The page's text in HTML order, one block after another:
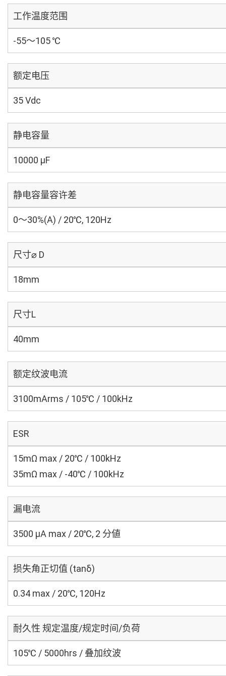
工作温度范围
-55～105 ℃
额定电压
35 Vdc
静电容量
10000 µF
静电容量容许差
0～30%(A) / 20℃, 120Hz
尺寸⌀ D
18mm
尺寸L
40mm
额定纹波电流
3100mArms / 105℃ / 100kHz
ESR
15mΩ max / 20℃ / 100kHz
35mΩ max / -40℃ / 100kHz
漏电流
3500 μA max / 20℃, 2 分値
损失角正切值 (tanδ)
0.34 max / 20℃, 120Hz
耐久性 规定温度/规定时间/负荷
105℃ / 5000hrs / 叠加纹波